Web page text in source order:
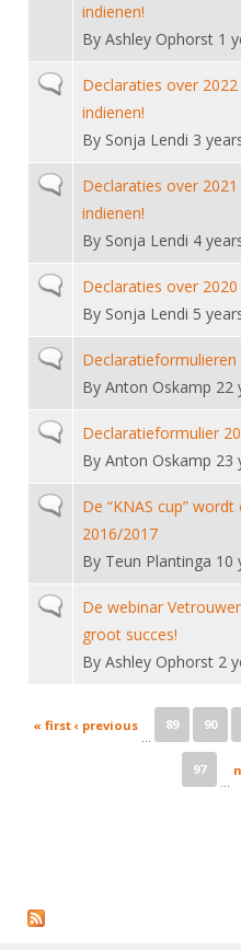
indienen!
By Ashley Ophorst 1
Normal topicDeclaraties over
indienen!
By Sonja Lendi 3
Normal topicDeclaraties over
indienen!
By Sonja Lendi 4
Normal topicDeclaraties over
By Sonja Lendi 5
Normal topicDeclaratieformulieren
By Anton Oskamp 22
Normal topicDeclaratieformulier
By Anton Oskamp 23
Normal topicDe “KNAS cup”
2016/2017
By Teun Plantinga 10
Normal topic
De webinar
groot succes!
By Ashley Ophorst 2
Pages
« first ‹ previous
…
89 90
97
…